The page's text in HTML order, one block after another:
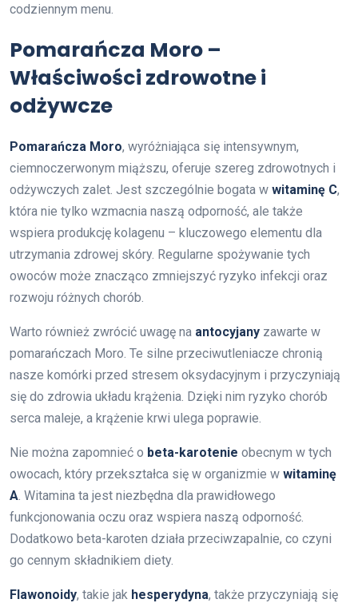
codziennym menu.
Pomarańcza Moro –
Właściwości zdrowotne i
odżywcze
Pomarańcza Moro, wyróżniająca się intensywnym,
ciemnoczerwonym miąższu, oferuje szereg zdrowotnych i
odżywczych zalet. Jest szczególnie bogata w witaminę C,
która nie tylko wzmacnia naszą odporność, ale także
wspiera produkcję kolagenu – kluczowego elementu dla
utrzymania zdrowej skóry. Regularne spożywanie tych
owoców może znacząco zmniejszyć ryzyko infekcji oraz
rozwoju różnych chorób.
Warto również zwrócić uwagę na antocyjany zawarte w
pomarańczach Moro. Te silne przeciwutleniacze chronią
nasze komórki przed stresem oksydacyjnym i przyczyniają
się do zdrowia układu krążenia. Dzięki nim ryzyko chorób
serca maleje, a krążenie krwi ulega poprawie.
Nie można zapomnieć o beta-karotenie obecnym w tych
owocach, który przekształca się w organizmie w witaminę
A. Witamina ta jest niezbędna dla prawidłowego
funkcjonowania oczu oraz wspiera naszą odporność.
Dodatkowo beta-karoten działa przeciwzapalnie, co czyni
go cennym składnikiem diety.
Flawonoidy, takie jak hesperydyna, także przyczyniają się